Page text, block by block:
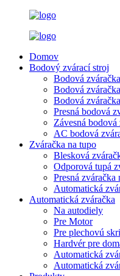
Domov
Bodový zvárací stroj
Bodová
Bodová
Bodová
Presná bodová
Závesná bodová
AC bodová
Zváračka na tupo
Blesková
Odporová tupá
Presná zváračka
Automatická
Automatická zváračka
Na autodiely
Pre Motor
Pre plechovú
Hardvér pre
Automatická
Automatická